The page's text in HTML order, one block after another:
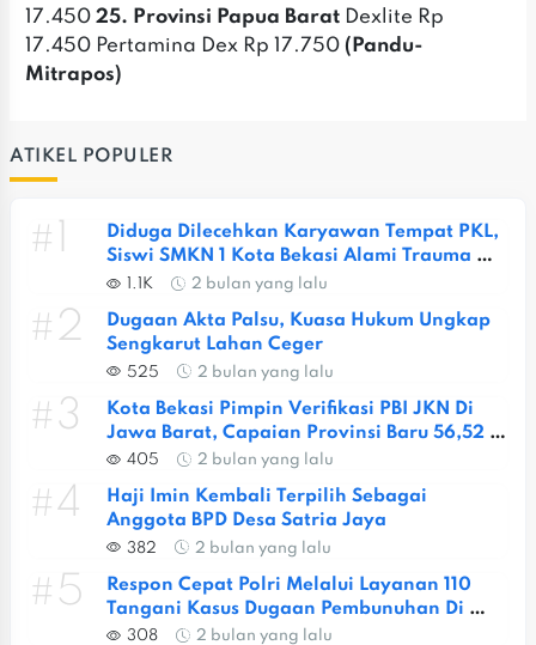
17.45025. Provinsi Papua Barat Dexlite Rp
17.450 Pertamina Dex Rp 17.750(Pandu-
Mitrapos)
ATIKEL POPULER
#1
Diduga Dilecehkan Karyawan Tempat PKL,
Siswi SMKN 1 Kota Bekasi Alami Trauma
Berat
1.1K 2 bulan yang lalu
#2
Dugaan Akta Palsu, Kuasa Hukum Ungkap
Sengkarut Lahan Ceger
525 2 bulan yang lalu
#3
Kota Bekasi Pimpin Verifikasi PBI JKN Di
Jawa Barat, Capaian Provinsi Baru 56,52
Persen
405 2 bulan yang lalu
#4
Haji Imin Kembali Terpilih Sebagai
Anggota BPD Desa Satria Jaya
382 2 bulan yang lalu
#5
Respon Cepat Polri Melalui Layanan 110
Tangani Kasus Dugaan Pembunuhan Di
Jatiasih
308 2 bulan yang lalu